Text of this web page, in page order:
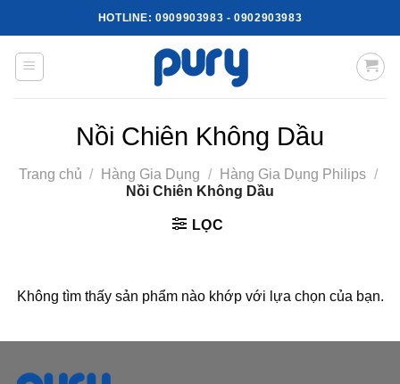
to
content
HOTLINE:0909903983 -0902903983
Nồi Chiên Không Dầu
Trang chủ / Hàng Gia Dụng / Hàng Gia Dụng Philips /
Nồi Chiên Không Dầu
LỌC
Không tìm thấy sản phẩm nào khớp với lựa chọn của bạn.